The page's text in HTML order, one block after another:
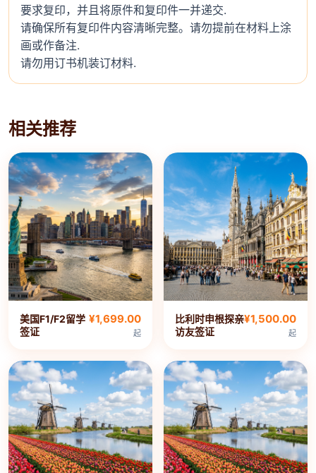
要求复印，并且将原件和复印件一并递交.
请确保所有复印件内容清晰完整。请勿提前在材料上涂
画或作备注.
请勿用订书机装订材料.
相关推荐
美国F1/F2留学
签证
¥1,699.00
起
比利时申根探亲
访友签证
¥1,500.00
起